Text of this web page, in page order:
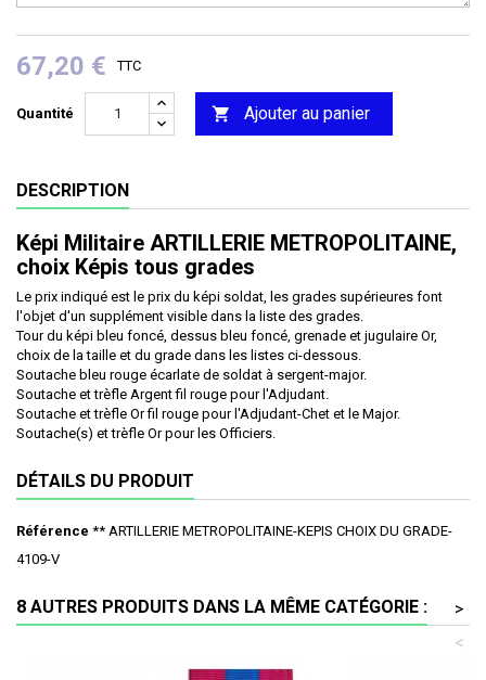
67,20 € TTC
Quantité  Ajouter au panier
DESCRIPTION
Képi Militaire ARTILLERIE METROPOLITAINE,
choix Képis tous grades
Le prix indiqué est le prix du képi soldat, les grades supérieures font
l'objet d'un supplément visible dans la liste des grades.
Tour du képi bleu foncé, dessus bleu foncé, grenade et jugulaire Or,
choix de la taille et du grade dans les listes ci-dessous.
Soutache bleu rouge écarlate de soldat à sergent-major.
Soutache et trèfle Argent fil rouge pour l'Adjudant.
Soutache et trèfle Or fil rouge pour l'Adjudant-Chet et le Major.
Soutache(s) et trèfle Or pour les Officiers.
DÉTAILS DU PRODUIT
Référence ** ARTILLERIE METROPOLITAINE-KEPIS CHOIX DU GRADE-
4109-V
8 AUTRES PRODUITS DANS LA MÊME CATÉGORIE :
>
<